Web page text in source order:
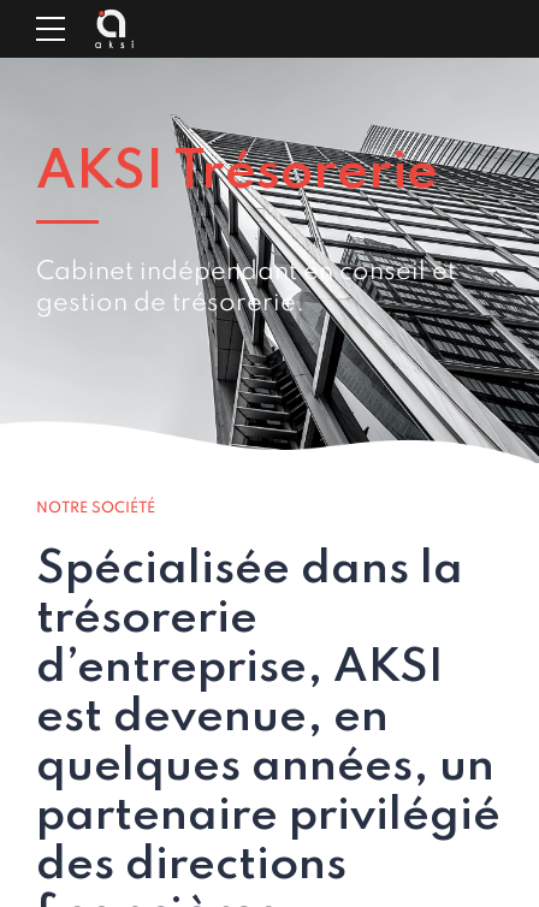
AKSI Trésorerie
Cabinet indépendant en conseil et
gestion de trésorerie.
NOTRE SOCIÉTÉ
Spécialisée dans la
trésorerie
d’entreprise, AKSI
est devenue, en
quelques années, un
partenaire privilégié
des directions